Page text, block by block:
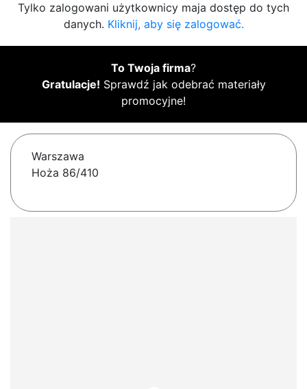
Tylko zalogowani użytkownicy maja dostęp do tych
danych. Kliknij, aby się zalogować.
To Twoja firma?
Gratulacje! Sprawdź jak odebrać materiały
promocyjne!
Warszawa
Hoża 86/410